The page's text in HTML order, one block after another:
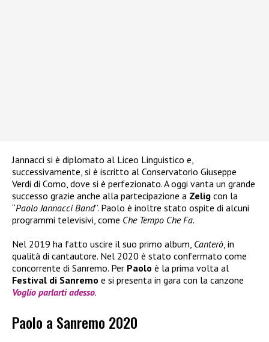
Jannacci si è diplomato al Liceo Linguistico e,
successivamente, si è iscritto al Conservatorio Giuseppe
Verdi di Como, dove si è perfezionato. A oggi vanta un grande
successo grazie anche alla partecipazione a Zelig con la
“Paolo Jannacci Band”. Paolo è inoltre stato ospite di alcuni
programmi televisivi, come Che Tempo Che Fa.
Nel 2019 ha fatto uscire il suo primo album, Canterò , in
qualità di cantautore. Nel 2020 è stato confermato come
concorrente di Sanremo. Per Paolo è la prima volta al
Festival di Sanremo e si presenta in gara con la canzone
Voglio parlarti adesso.
Paolo a Sanremo 2020